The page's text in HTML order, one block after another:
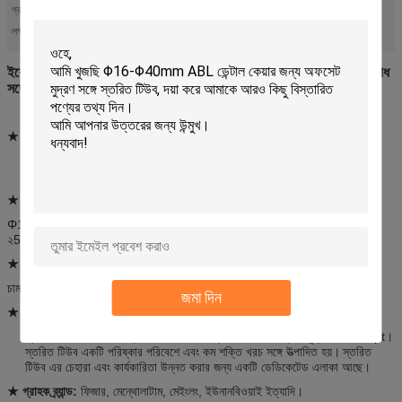
জমা দিন
গ্রাহক ব্র্যান্ড:
লক্ষণীয় করা:
ইকো বন্ধুত্বপূর্ণ PE ঔষধ টিউব প্যাকেজিং গুড ঘষিয়া তুলিয়া ফেলিতে সক্ষম প্রতিরোধ
সঙ্গে ঔষধ প্লাস্টিক
★ উপাদান: ফার্মাকাল টিউব
★ টিউব ব্যাসার্ধ এবং বেধ
Φ12.7 Φ16 Φ19 Φ২২২২২ Φ ২8 Φ30 Φ35 Φ40: এবিএল ২75 / ২0, এবিএল
২58 / ২0
★ ব্যবহার:
চামড়া নিরাময়, ক্রীড়াবিদ পা, স্ক্যান্ড অয়েল ইত্যাদি।
★ বৈশিষ্ট্য:
স্তরিত টিউব ভাল ঘষিয়া তুলিয়া ফেলিতে সক্ষম প্রতিরোধের সঙ্গে ফ্ল্যাট মুদ্রণ আপ adopt।
স্তরিত টিউব একটি পরিষ্কার পরিবেশে এবং কম শক্তি খরচ সঙ্গে উত্পাদিত হয়। স্তরিত
টিউব এর চেহারা এবং কার্যকারিতা উন্নত করার জন্য একটি ডেডিকেটেড এলাকা আছে।
★ গ্রাহক ব্র্যান্ড: ফিজার, মেন্থোলাটাম, মেইংলং, ইউনানবিওয়াই ইত্যাদি।